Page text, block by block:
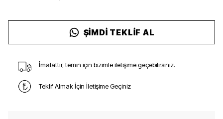
ŞIMDI TEKLIF AL
İmalattır, temin için bizimle iletişime geçebilirsiniz.
Teklif Almak İçin İletişime Geçiniz